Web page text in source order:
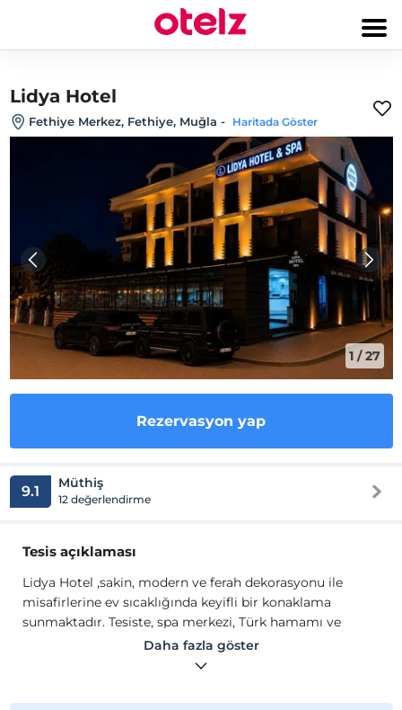
Lidya Hotel
Fethiye Merkez, Fethiye, Muğla - Haritada Göster
1 /27
Rezervasyon yap
9.1 Müthiş
12 değerlendirme
Tesis açıklaması
Lidya Hotel ,sakin, modern ve ferah dekorasyonu ile
misafirlerine ev sıcaklığında keyifli bir konaklama
sunmaktadır. Tesiste, spa merkezi, Türk hamamı ve
restoran bulunmaktadır.
Odalarda, ısıtma, TV, uydu kanalları, gardırop, çalışma
ısıtıcısı bulunmaktadır.
Daha fazla göster